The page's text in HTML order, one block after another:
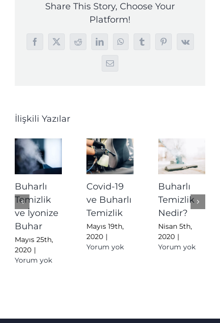
Share This Story, Choose Your
Platform!
Facebook
X RedditLinkedInWhatsAppTumblrPinterest
Vk
E-
İlişkili Yazılar
Buharlı
Temizlik
ve İyonize
Buhar
Mayıs 25th,
2020 |
Yorum yok
Covid-19
ve Buharlı
Temizlik
Mayıs 19th,
2020 |
Yorum yok
Buharlı
Temizlik
Nedir?
Nisan 5th,
2020 |
Yorum yok